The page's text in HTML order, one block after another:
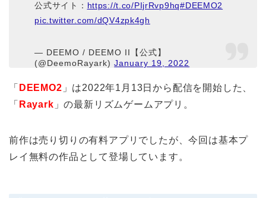
公式サイト： https://t.co/PIjrRvp9hq#DEEMO2
pic.twitter.com/dQV4zpk4gh
— DEEMO / DEEMO II【公式】
(@DeemoRayark)January 19, 2022
「 DEEMO2 」は2022年1月13日から配信を開始した、
「 Rayark 」の最新リズムゲームアプリ。
前作は売り切りの有料アプリでしたが、今回は基本プ
レイ無料の作品として登場しています。